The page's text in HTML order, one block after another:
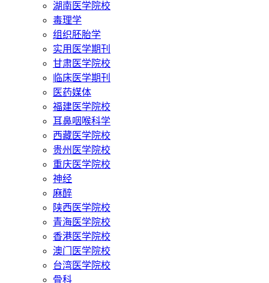
湖南医学院校
毒理学
组织胚胎学
实用医学期刊
甘肃医学院校
临床医学期刊
医药媒体
福建医学院校
耳鼻咽喉科学
西藏医学院校
贵州医学院校
重庆医学院校
神经
麻醉
陕西医学院校
青海医学院校
香港医学院校
澳门医学院校
台湾医学院校
骨科